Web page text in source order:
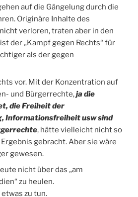
auf die Gängelung durch die
Originäre Inhalte des
verloren, traten aber in den
der „Kampf gegen Rechts“ für
als der gegen
vor. Mit der Konzentration auf
und Bürgerrechte,ja die
die Freiheit der
Informationsfreiheit usw sind
, hätte vielleicht nicht so
gebracht. Aber sie wäre
gewesen.
nicht über das „am
zu heulen.
zu tun.